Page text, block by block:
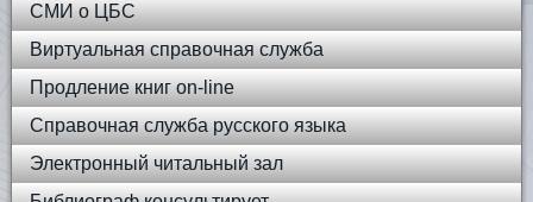
СМИ о ЦБС
Виртуальная справочная служба
Продление книг on-line
Справочная служба русского языка
Электронный читальный зал